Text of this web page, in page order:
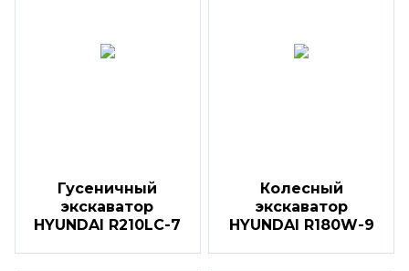
Гусеничный
экскаватор
HYUNDAI R210LC-7
Колесный
экскаватор
HYUNDAI R180W-9